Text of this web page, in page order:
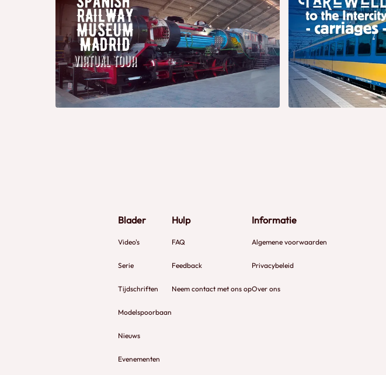
Blader
Video's
Serie
Tijdschriften
Modelspoorbaan
Nieuws
Evenementen
Hulp
FAQ
Feedback
Neem contact met ons op
Informatie
Algemene voorwaarden
Privacybeleid
Over ons